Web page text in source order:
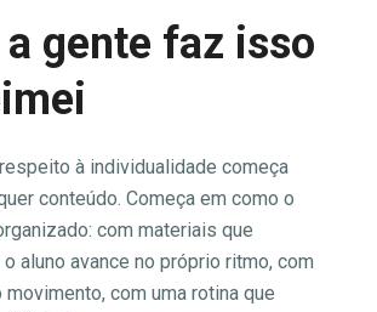
gente faz isso
à individualidade começa
conteúdo. Começa em como o
com materiais que
aluno avance no próprio ritmo, com
com uma rotina que